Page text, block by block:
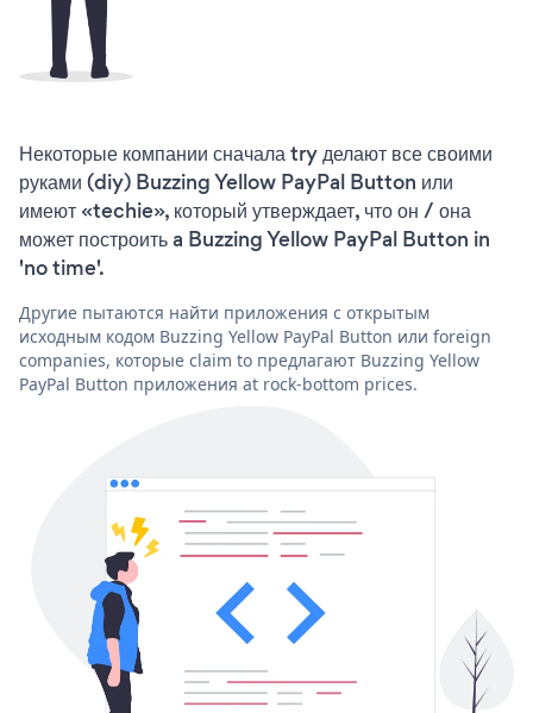
Некоторые компании сначала try делают все своими
руками (diy) Buzzing Yellow PayPal Button или
имеют «techie», который утверждает, что он / она
может построить a Buzzing Yellow PayPal Button in
'no time'.
Другие пытаются найти приложения с открытым
исходным кодом Buzzing Yellow PayPal Button или foreign
companies, которые claim to предлагают Buzzing Yellow
PayPal Button приложения at rock-bottom prices.